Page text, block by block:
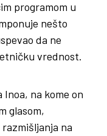
programom u
nešto
da ne
vrednost.
na kome on
glasom,
na